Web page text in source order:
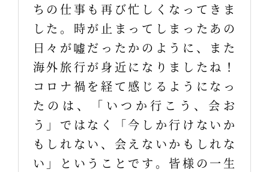
ちの仕事も再び忙しくなってきま
した。時が止まってしまったあの
日々が噓だったかのように、また
海外旅行が身近になりましたね！
コロナ禍を経て感じるようになっ
たのは、「いつか行こう、会お
う」ではなく「今しか行けないか
もしれない、会えないかもしれな
い」ということです。皆様の一生